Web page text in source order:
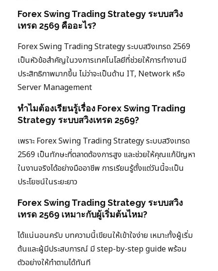
Forex Swing Trading Strategy ระบบสวิง
เทรด 2569 คืออะไร?
Forex Swing Trading Strategy ระบบสวิงเทรด 2569
เป็นหัวข้อสำคัญในวงการเทคโนโลยีที่ช่วยให้การทำงานมี
ประสิทธิภาพมากขึ้น ไม่ว่าจะเป็นด้าน IT, Network หรือ
Server Management
ทำไมต้องเรียนรู้เรื่อง Forex Swing Trading
Strategy ระบบสวิงเทรด 2569?
เพราะ Forex Swing Trading Strategy ระบบสวิงเทรด
2569 เป็นทักษะที่ตลาดต้องการสูง และช่วยให้คุณแก้ปัญหา
ในงานจริงได้อย่างมืออาชีพ การเรียนรู้ตั้งแต่วันนี้จะเป็น
ประโยชน์ในระยะยาว
Forex Swing Trading Strategy ระบบสวิง
เทรด 2569 เหมาะกับผู้เริ่มต้นไหม?
ได้แน่นอนครับ บทความนี้เขียนให้เข้าใจง่าย เหมาะทั้งผู้เริ่ม
ต้นและผู้มีประสบการณ์ มี step-by-step guide พร้อม
ตัวอย่างให้ทำตามได้ทันที